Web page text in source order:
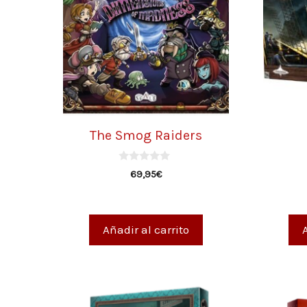
The Smog Raiders
69,95€
Añadir al carrito